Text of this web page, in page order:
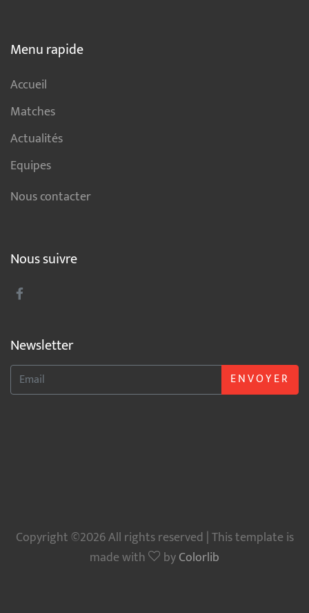
Menu rapide
Accueil
Matches
Actualités
Equipes
Nous contacter
Nous suivre
Newsletter
ENVOYER
Copyright ©2026 All rights reserved | This template is
made with
byColorlib